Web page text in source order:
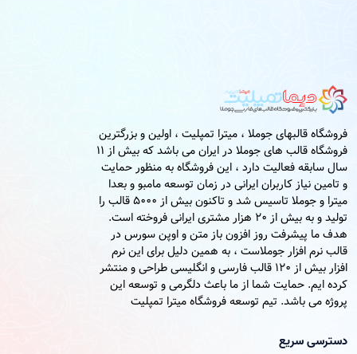
فروشگاه قالبهای جوملا ، میترا تمپلیت ، اولین و بزرگترین
فروشگاه قالب های جوملا در ایران می باشد که بیش از 11
سال سابقه فعالیت دارد ، این فروشگاه به منظور حمایت
و تامین نیاز کاربران ایرانی در زمان توسعه مامبو و بعدا
میترا و جوملا تاسیس شد و تاکنون بیش از 5000 قالب را
تولید و به بیش از 20 هزار مشتری ایرانی فروخته است.
هدف ما پیشرفت روز افزون باز متن و اوپن سورس در
قالب نرم افزار جوملاست ، به همین دلیل برای این نرم
افزار بیش از 120 قالب فارسی و انگلیسی طراحی و منتشر
کرده ایم. حمایت شما از ما باعث دلگرمی و توسعه این
پروژه می باشد. تیم توسعه فروشگاه میترا تمپلیت
دسترسی سریع